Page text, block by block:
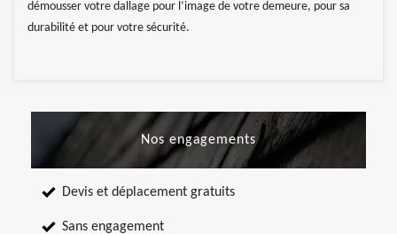
démousser votre dallage pour l’image de votre demeure, pour sa
durabilité et pour votre sécurité.
Nos engagements
Devis et déplacement gratuits
Sans engagement